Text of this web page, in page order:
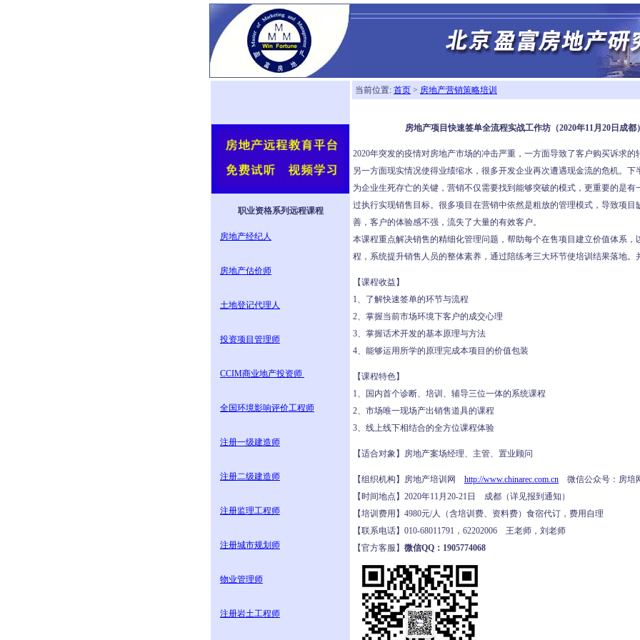
职业资格系列远程课程
房地产经纪人
房地产估价师
土地登记代理人
投资项目管理师
CCIM商业地产投资师
全国环境影响评价工程师
注册一级建造师
注册二级建造师
注册监理工程师
注册城市规划师
物业管理师
注册岩土工程师
当前位置: 首页 > 房地产营销策略培训
房地产项目快速签单全流程实战工作坊（2020年11月20日成
2020年突发的疫情对房地产市场的冲击严重，一方面导致了客户购买诉求
另一方面现实情况使得业绩缩水，很多开发企业再次遭遇现金流的危机。下
为企业生死存亡的关键，营销不仅需要找到能够突破的模式，更重要的是有
过执行实现销售目标。很多项目在营销中依然是粗放的管理模式，导致项目
善，客户的体验感不强，流失了大量的有效客户。
本课程重点解决销售的精细化管理问题，帮助每个在售项目建立价值体系，
程，系统提升销售人员的整体素养，通过陪练考三大环节使培训结果落地。
【课程收益】
1、了解快速签单的环节与流程
2、掌握当前市场环境下客户的成交心理
3、掌握话术开发的基本原理与方法
4、能够运用所学的原理完成本项目的价值包装
【课程特色】
1、国内首个诊断、培训、辅导三位一体的系统课程
2、市场唯一现场产出销售道具的课程
3、线上线下相结合的全方位课程体验
【适合对象】房地产案场经理、主管、置业顾问
【组织机构】房地产培训网 http://www.chinarec.com.cn 微信公众号：房培
【时间地点】2020年11月20-21日 成都（详见报到通知）
【培训费用】4980元/人（含培训费、资料费）食宿代订，费用自理
【联系电话】010-68011791，62202006 王老师，刘老师
【官方客服】 微信QQ：1905774068